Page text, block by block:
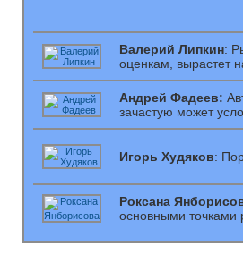
Валерий Липкин:
оценкам, вырастет
Андрей Фадеев:
зачастую может
Игорь Худяков:
Роксана
основными точками